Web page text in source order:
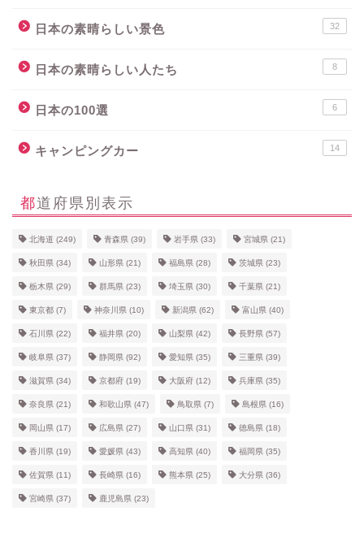
日本の素晴らしい景色 32
日本の素晴らしい人たち 8
日本の100選 6
キャンピングカー 14
都道府県別表示
北海道 (249) 青森県 (39) 岩手県 (33) 宮城県 (21)
秋田県 (34) 山形県 (21) 福島県 (28) 茨城県 (23)
栃木県 (29) 群馬県 (23) 埼玉県 (30) 千葉県 (21)
東京都 (7) 神奈川県 (10) 新潟県 (62) 富山県 (40)
石川県 (22) 福井県 (20) 山梨県 (42) 長野県 (57)
岐阜県 (37) 静岡県 (92) 愛知県 (35) 三重県 (39)
滋賀県 (34) 京都府 (19) 大阪府 (12) 兵庫県 (35)
奈良県 (21) 和歌山県 (47) 鳥取県 (7) 島根県 (16)
岡山県 (17) 広島県 (27) 山口県 (31) 徳島県 (18)
香川県 (19) 愛媛県 (43) 高知県 (40) 福岡県 (35)
佐賀県 (11) 長崎県 (16) 熊本県 (25) 大分県 (36)
宮崎県 (37) 鹿児島県 (23)